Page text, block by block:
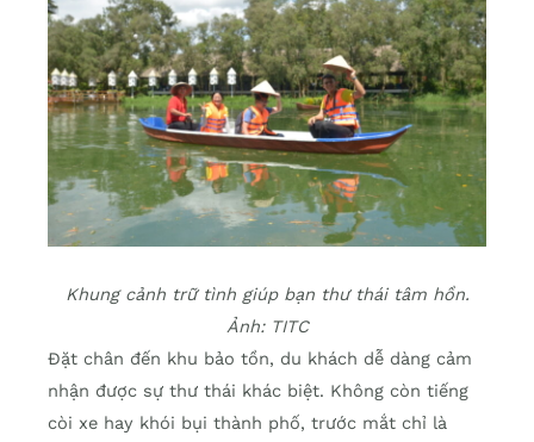
Khung cảnh trữ tình giúp bạn thư thái tâm hồn.
Ảnh: TITC
Đặt chân đến khu bảo tồn, du khách dễ dàng cảm
nhận được sự thư thái khác biệt. Không còn tiếng
còi xe hay khói bụi thành phố, trước mắt chỉ là